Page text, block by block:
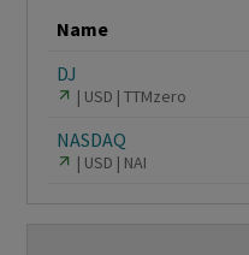
Name
DJ
USD TTMzero
NASDAQ
USD NAI